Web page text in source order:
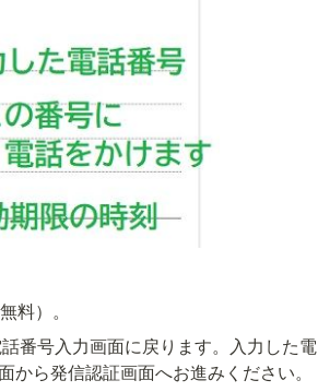
料）。
番号入力画面に戻ります。入力した電
ら発信認証画面へお進みください。